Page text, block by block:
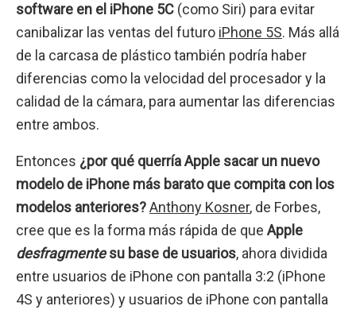
software en el iPhone 5C (como Siri) para evitar
canibalizar las ventas del futuro iPhone 5S. Más allá
de la carcasa de plástico también podría haber
diferencias como la velocidad del procesador y la
calidad de la cámara, para aumentar las diferencias
entre ambos.
Entonces ¿por qué querría Apple sacar un nuevo
modelo de iPhone más barato que compita con los
modelos anteriores?Anthony Kosner, de Forbes,
cree que es la forma más rápida de que Apple
desfragmentesu base de usuarios, ahora dividida
entre usuarios de iPhone con pantalla 3:2 (iPhone
4S y anteriores) y usuarios de iPhone con pantalla